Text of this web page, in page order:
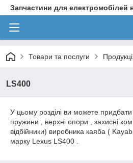
Запчастини для електромобілей
Товари та послуги
LS400
У цьому розділі ви можете придбати
пружини , верхні опори , захисні
відбійники) виробника каяба (
марку Lexus LS400 .